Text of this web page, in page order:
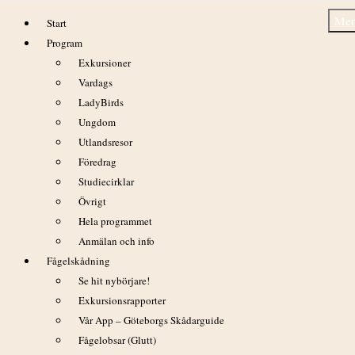
Start
Program
Exkursioner
Vardags
LadyBirds
Ungdom
Utlandsresor
Föredrag
Studiecirklar
Övrigt
Hela programmet
Anmälan och info
Fågelskådning
Se hit nybörjare!
Exkursionsrapporter
Vår App – Göteborgs Skådarguide
Fågelobsar (Glutt)
Redan kläckningsdags!